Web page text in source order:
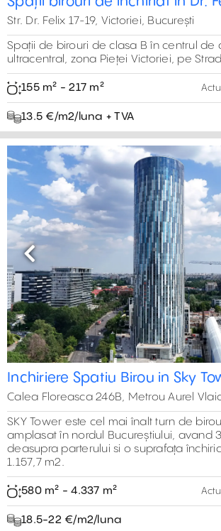
Str. Dr. Felix 17-19, Victoriei, București
Spații de birouri de clasa B în centrul de
ultracentral, zona Pieței Victoriei, pe
155 m² - 217 m²
13.5 €/m2/luna + TVA
Previous
Inchiriere Spatiu Birou in Sky
Calea Floreasca 246B, Metrou Aurel
SKY Tower este cel mai înalt turn de
amplasat în nordul Bucureștiului, avand
deasupra parterului si o suprafața
1.157,7 m2.
580 m² - 4.337 m²
18.5-22 €/m2/luna